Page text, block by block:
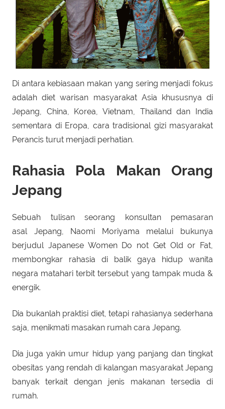
Di antara kebiasaan makan yang sering menjadi fokus
adalah diet warisan masyarakat Asia khususnya di
Jepang, China, Korea, Vietnam, Thailand dan India
sementara di Eropa, cara tradisional gizi masyarakat
Perancis turut menjadi perhatian.
Rahasia Pola Makan Orang
Jepang
Sebuah tulisan seorang konsultan pemasaran
asal Jepang, Naomi Moriyama melalui bukunya
berjudul Japanese Women Do not Get Old or Fat,
membongkar rahasia di balik gaya hidup wanita
negara matahari terbit tersebut yang tampak muda &
energik.
Dia bukanlah praktisi diet, tetapi rahasianya sederhana
saja, menikmati masakan rumah cara Jepang.
Dia juga yakin umur hidup yang panjang dan tingkat
obesitas yang rendah di kalangan masyarakat Jepang
banyak terkait dengan jenis makanan tersedia di
rumah.